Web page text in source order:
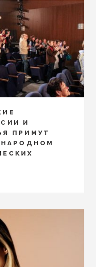
И
ПРИМУТ